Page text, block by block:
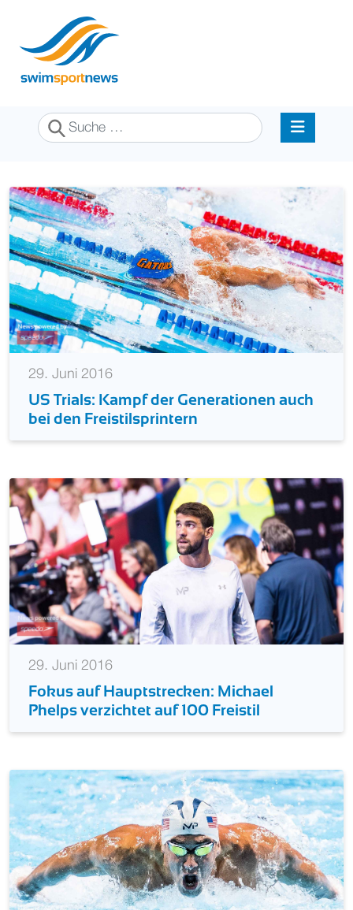
Suchen
29. Juni 2016
US Trials: Kampf der Generationen auch
bei den Freistilsprintern
29. Juni 2016
Fokus auf Hauptstrecken: Michael
Phelps verzichtet auf 100 Freistil